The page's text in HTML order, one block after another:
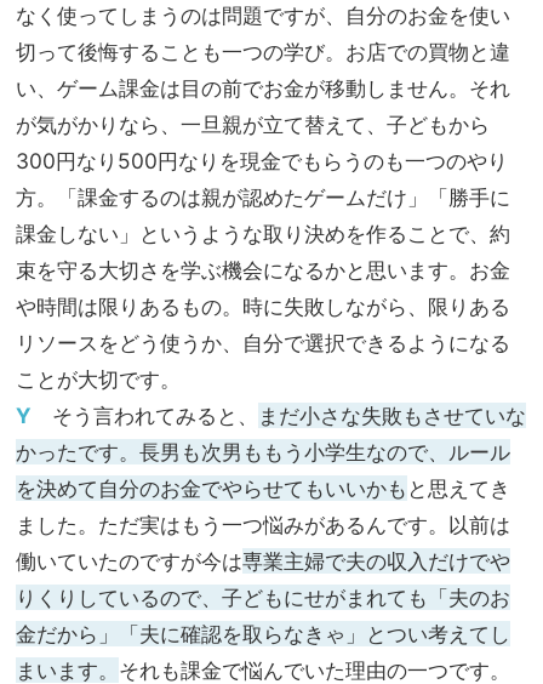
なく使ってしまうのは問題ですが、自分のお金を使い
切って後悔することも一つの学び。お店での買物と違
い、ゲーム課金は目の前でお金が移動しません。それ
が気がかりなら、一旦親が立て替えて、子どもから
300円なり500円なりを現金でもらうのも一つのやり
方。「課金するのは親が認めたゲームだけ」「勝手に
課金しない」というような取り決めを作ることで、約
束を守る大切さを学ぶ機会になるかと思います。お金
や時間は限りあるもの。時に失敗しながら、限りある
リソースをどう使うか、自分で選択できるようになる
ことが大切です。
Y そう言われてみると、
まだ小さな失敗もさせていな
かったです。長男も次男ももう小学生なので、ルール
を決めて自分のお金でやらせてもいいかも と思えてき
ました。ただ実はもう一つ悩みがあるんです。以前は
働いていたのですが今は専業主婦で夫の収入だけでや
りくりしているので、子どもにせがまれても「夫のお
金だから」「夫に確認を取らなきゃ」とつい考えてし
まいます。 それも課金で悩んでいた理由の一つです。